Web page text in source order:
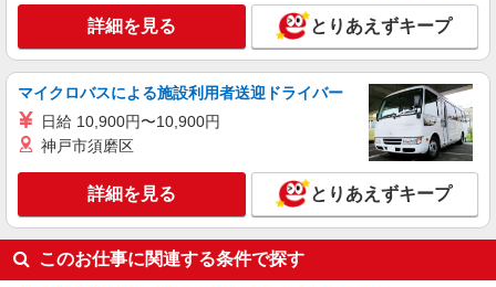
当！重量物扱い無し！！
時給1400円
茨城県ひたちなか市／最寄駅：勝田駅 ≪車
通勤可≫ 徒歩7分のところに民間駐車場あり！
キープ 詳細を見る
パーソルテンプスタッフ株式会社 東関東コーディネートセンター
（水戸）/26-0416027
《未経験OK》月収20万以上↑カンタン軽作
業・土日祝休・佐和エリア♪
詳細を見る とりあえずキープ
マイクロバスによる施設利用者送迎ドライバー
日給 10,900円〜10,900円
神戸市須磨区
詳細を見る とりあえずキープ
このお仕事に関連する条件で探す